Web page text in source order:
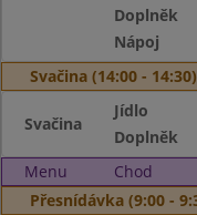
Doplněk
Nápoj
Svačina (14:00 - 14:30)
Svačina
Jídlo
Doplněk
Menu
Chod
Přesnídávka (9:00 -